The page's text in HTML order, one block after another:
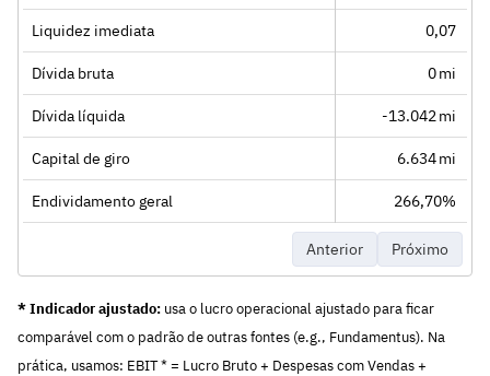
Liquidez imediata 0,07
Dívida bruta 0 mi
Dívida líquida -13.042 mi
Capital de giro 6.634 mi
Endividamento geral 266,70%
Anterior Próximo
* Indicador ajustado: usa o lucro operacional ajustado para ficar
comparável com o padrão de outras fontes (e.g., Fundamentus). Na
prática, usamos: EBIT * = Lucro Bruto + Despesas com Vendas +